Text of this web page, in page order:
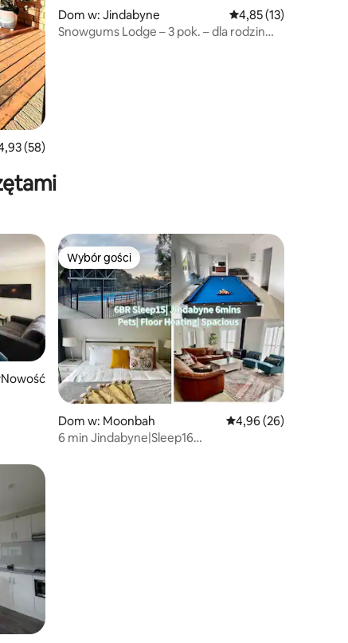
ocena: 4,93 na 5, liczba recenzji: 58
(58)
Dom w: Jindabyne Średnia ocena: 4,85
4,85 (13)
Snowgums Lodge – 3 pok. – dla rodzin
miejsce pobytu
Nowość
Wybór gości
Wybór gości
Dom w: Moonbah Średnia ocena: 4,96
4,96 (26)
6 min Jindabyne|Sleep16